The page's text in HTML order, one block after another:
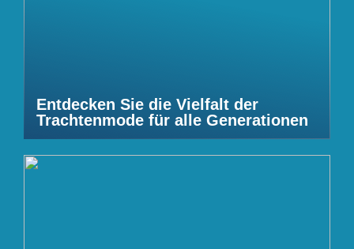
Entdecken Sie die Vielfalt der
Trachtenmode für alle Generationen